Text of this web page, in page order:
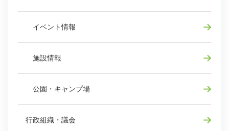
イベント情報
施設情報
公園・キャンプ場
行政組織・議会